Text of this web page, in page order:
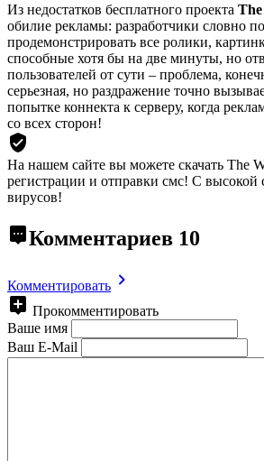
Из недостатков бесплатного проекта
обилие рекламы: разработчики словно
продемонстрировать все ролики,
способные хотя бы на две минуты, но
пользователей от сути – проблема,
серьезная, но раздражение точно
попытке коннекта к серверу, когда
со всех сторон!
На нашем сайте вы можете скачать The
регистрации и отправки смс! С высокой
вирусов!
Комментариев 10
Комментировать
Прокомментировать
Ваше имя
Ваш E-Mail